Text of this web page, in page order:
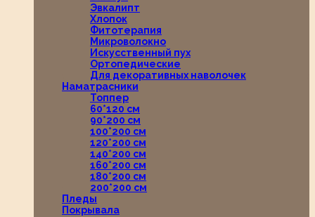
Эвкалипт
Хлопок
Фитотерапия
Микроволокно
Искусственный пух
Ортопедические
Для декоративных наволочек
Наматрасники
Топпер
60*120 см
90*200 см
100*200 см
120*200 см
140*200 см
160*200 см
180*200 см
200*200 см
Пледы
Покрывала